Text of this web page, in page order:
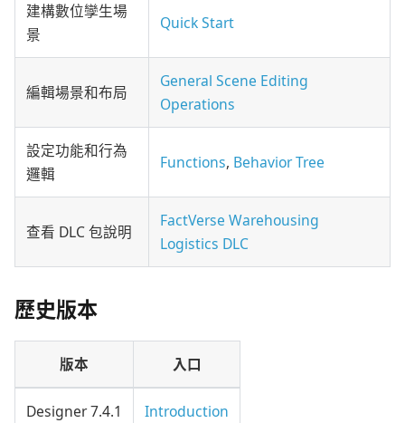
建構數位孿生場
景
Quick Start
編輯場景和布局
General Scene Editing
Operations
設定功能和行為
邏輯
Functions, Behavior Tree
查看 DLC 包說明
FactVerse Warehousing
Logistics DLC
歷史版本
版本 入口
Designer 7.4.1 Introduction